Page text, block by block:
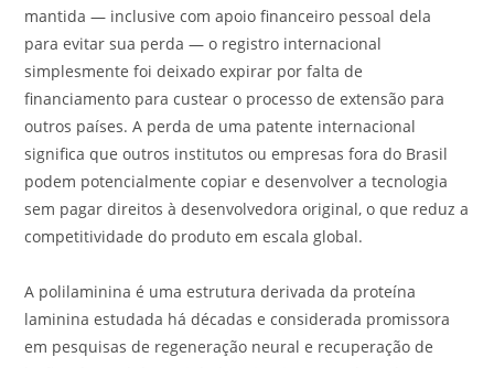
mantida — inclusive com apoio financeiro pessoal dela
para evitar sua perda — o registro internacional
simplesmente foi deixado expirar por falta de
financiamento para custear o processo de extensão para
outros países. A perda de uma patente internacional
significa que outros institutos ou empresas fora do Brasil
podem potencialmente copiar e desenvolver a tecnologia
sem pagar direitos à desenvolvedora original, o que reduz a
competitividade do produto em escala global.
A polilaminina é uma estrutura derivada da proteína
laminina estudada há décadas e considerada promissora
em pesquisas de regeneração neural e recuperação de